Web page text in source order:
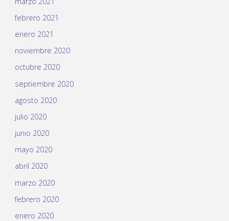
febrero 2021
enero 2021
noviembre 2020
octubre 2020
septiembre 2020
agosto 2020
julio 2020
junio 2020
mayo 2020
abril 2020
marzo 2020
febrero 2020
enero 2020